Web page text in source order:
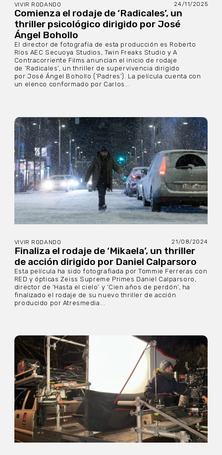
VIVIR RODANDO 24/11/2025
Comienza el rodaje de ‘Radicales’, un
thriller psicológico dirigido por José
Ángel Bohollo
El director de fotografía de esta producción es Roberto
Ríos AEC Secuoya Studios, Twin Freaks Studio y A
Contracorriente Films anuncian el inicio de rodaje
de ‘Radicales’, un thriller de supervivencia dirigido
por José Ángel Bohollo (‘Padres’). La película cuenta con
un elenco conformado por Carlos...
VIVIR RODANDO 21/08/2024
Finaliza el rodaje de ‘Mikaela’, un thriller
de acción dirigido por Daniel Calparsoro
Esta película ha sido fotografiada por Tommie Ferreras con
RED y ópticas Zeiss Supreme Primes Daniel Calparsoro,
director de ‘Hasta el cielo’ y ‘Cien años de perdón’, ha
finalizado el rodaje de su nuevo thriller de acción
producido por Atresmedia...